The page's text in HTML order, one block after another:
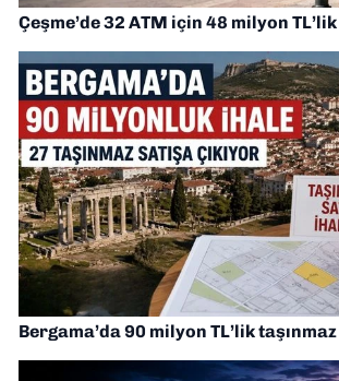
Çeşme’de 32 ATM için 48 milyon
Bergama’da 90 milyon TL’lik